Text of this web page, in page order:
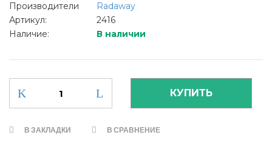
Производители
Radaway
Артикул:
2416
Наличие:
В наличии
В ЗАКЛАДКИ В СРАВНЕНИЕ